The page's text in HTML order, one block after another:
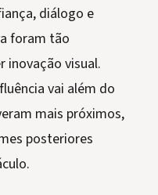
diálogo e
foram tão
inovação visual.
vai além do
mais próximos,
posteriores